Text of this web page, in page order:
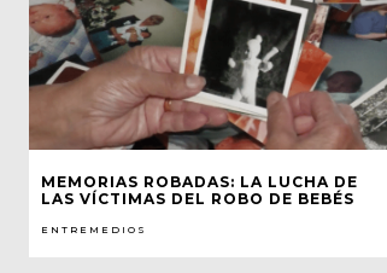
MEMORIAS ROBADAS: LA LUCHA DE
LAS VÍCTIMAS DEL ROBO DE BEBÉS
ENTREMEDIOS